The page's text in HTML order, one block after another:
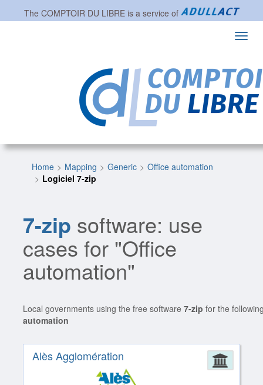
The COMPTOIR DU LIBREis a service of
Home Mapping Generic
Office automation
Logiciel 7-zip
7-zip software: use
cases for "Office
automation"
Local governments using the free software7-zip for the
automation
Alès Agglomération